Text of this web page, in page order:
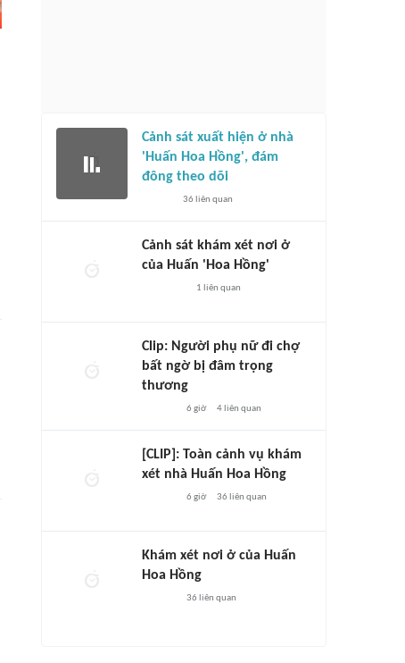
Cảnh sát xuất hiện ở nhà
'Huấn Hoa Hồng', đám
đông theo dõi
36 liên quan
Cảnh sát khám xét nơi ở
của Huấn 'Hoa Hồng'
1 liên quan
Clip: Người phụ nữ đi chợ
bất ngờ bị đâm trọng
thương
6 giờ 4liên quan
[CLIP]: Toàn cảnh vụ khám
xét nhà Huấn Hoa Hồng
6 giờ 36 liên quan
Khám xét nơi ở của Huấn
Hoa Hồng
36 liên quan